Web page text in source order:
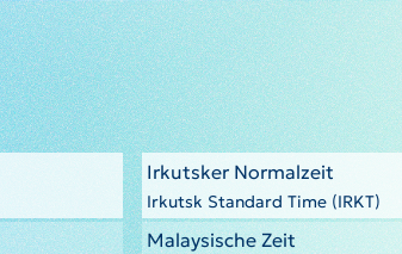
Irkutsker Normalzeit
Irkutsk Standard Time (IRKT)
Malaysische Zeit